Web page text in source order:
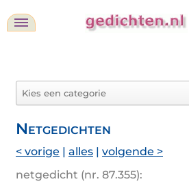
Netgedichten
< vorige | alles | volgende >
netgedicht (nr. 87.355):